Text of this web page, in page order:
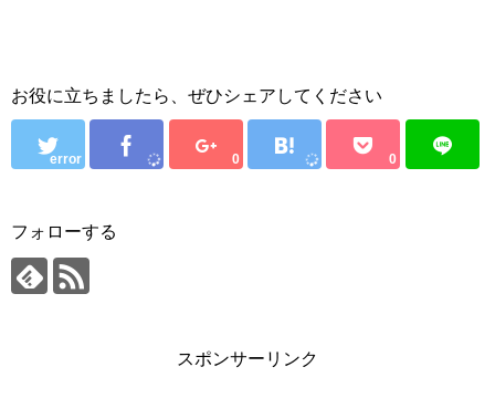
お役に立ちましたら、ぜひシェアしてください
error 0 0
フォローする
スポンサーリンク